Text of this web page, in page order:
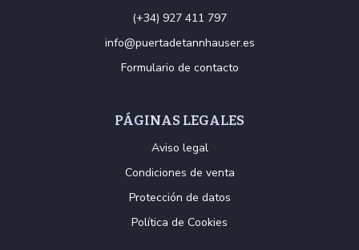
(+34) 927 411 797
info@puertadetannhauser.es
Formulario de contacto
PÁGINAS LEGALES
Aviso legal
Condiciones de venta
Protección de datos
Política de Cookies